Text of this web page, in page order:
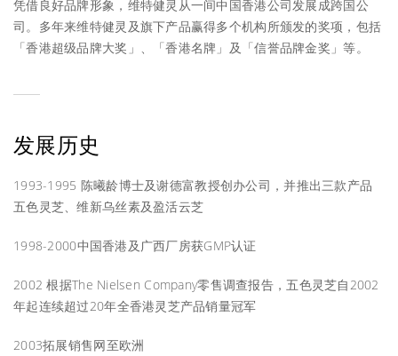
凭借良好品牌形象，维特健灵从一间中国香港公司发展成跨国公
司。多年来维特健灵及旗下产品赢得多个机构所颁发的奖项，包括
「香港超级品牌大奖」、「香港名牌」及「信誉品牌金奖」等。
发展历史
1993-1995 陈曦龄博士及谢德富教授创办公司，并推出三款产品
五色灵芝、维新乌丝素及盈活云芝
1998-2000中国香港及广西厂房获GMP认证
2002 根据The Nielsen Company零售调查报告，五色灵芝自2002
年起连续超过20年全香港灵芝产品销量冠军
2003拓展销售网至欧洲